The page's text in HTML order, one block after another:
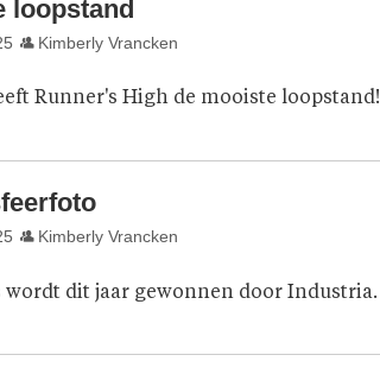
loopstand
Kimberly Vrancken
Runner's High de mooiste loopstand!
Kimberly Vrancken
wordt dit jaar gewonnen door Industria.